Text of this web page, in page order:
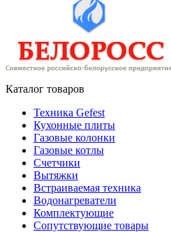
Каталог товаров
Техника Gefest
Кухонные плиты
Газовые колонки
Газовые котлы
Счетчики
Вытяжки
Встраиваемая техника
Водонагреватели
Комплектующие
Сопутствующие товары